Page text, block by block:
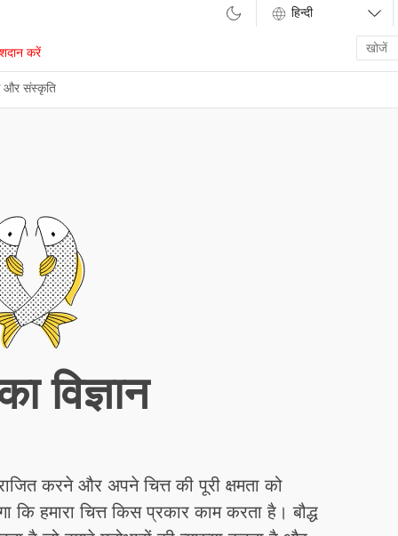
और संस्कृति
करें
Enter
search
term
विज्ञान
करने और अपने चित्त की पूरी क्षमता को
हमारा चित्त किस प्रकार काम करता है। बौद्ध